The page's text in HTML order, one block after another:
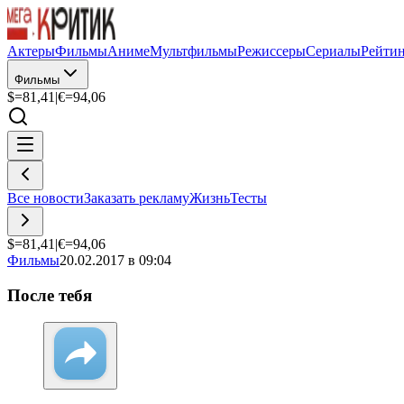
АктерыФильмыАнимеМультфильмыРежиссерыСериалы
Фильмы
$=81,41 |€=94,06
Все новостиЗаказать рекламуЖизньТесты
$=81,41 |€=94,06
Фильмы20.02.2017 в 09:04
После тебя